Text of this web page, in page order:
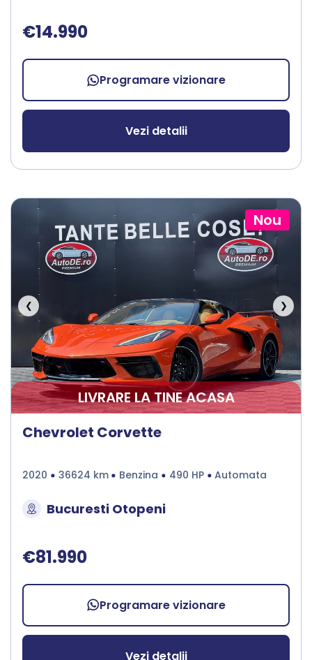
€14.990
Programare vizionare
Vezi detalii
Nou
❮ ❯
LIVRARE LA TINE ACASA
Chevrolet Corvette
2020 36624 km Benzina 490 HP Automata
Bucuresti Otopeni
€81.990
Programare vizionare
Vezi detalii